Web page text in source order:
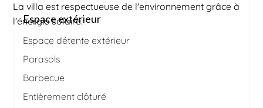
La villa est respectueuse de l'environnement grâce à
l'énergie solaire.
Espace extérieur
Espace détente extérieur
Parasols
Barbecue
Entièrement clôturé